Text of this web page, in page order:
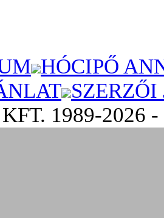
HÓCIPŐ
SZERZŐI
1989-2026